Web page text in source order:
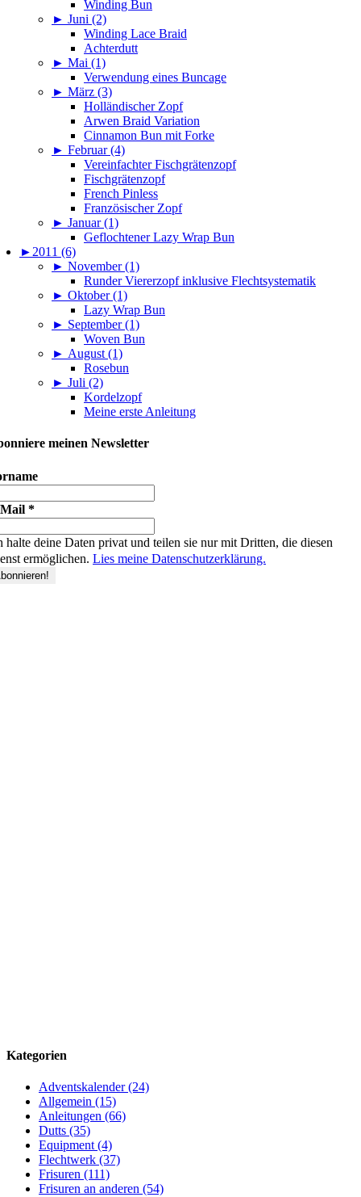
Winding Bun
► Juni (2)
Winding Lace Braid
Achterdutt
► Mai (1)
Verwendung eines Buncage
► März (3)
Holländischer Zopf
Arwen Braid Variation
Cinnamon Bun mit Forke
► Februar (4)
Vereinfachter Fischgrätenzopf
Fischgrätenzopf
French Pinless
Französischer Zopf
► Januar (1)
Geflochtener Lazy Wrap Bun
► 2011 (6)
► November (1)
Runder Viererzopf inklusive Flechtsystematik
► Oktober (1)
Lazy Wrap Bun
► September (1)
Woven Bun
► August (1)
Rosebun
► Juli (2)
Kordelzopf
Meine erste Anleitung
meinen Newsletter
*
halte deine Daten privat und teilen sie nur mit Dritten, die diesen
ermöglichen. Lies meine Datenschutzerklärung.
Kategorien
Adventskalender (24)
Allgemein (15)
Anleitungen (66)
Dutts (35)
Equipment (4)
Flechtwerk (37)
Frisuren (111)
Frisuren an anderen (54)